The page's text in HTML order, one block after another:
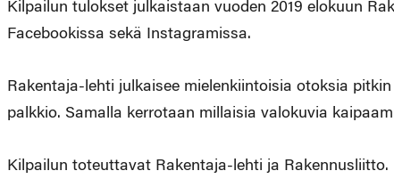
Kilpailun tulokset julkaistaan vuoden 2019 elokuun
Facebookissa sekä Instagramissa.
Rakentaja-lehti julkaisee mielenkiintoisia otoksia
palkkio. Samalla kerrotaan millaisia valokuvia
Kilpailun toteuttavat Rakentaja-lehti ja